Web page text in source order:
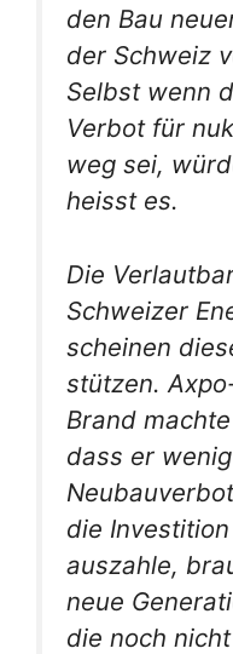
den Bau
der Schweiz
Selbst wenn
Verbot für
weg sei,
heisst es.
Die
Schweizer
scheinen
stützen.
Brand
dass er
die
auszahle,
neue
die noch